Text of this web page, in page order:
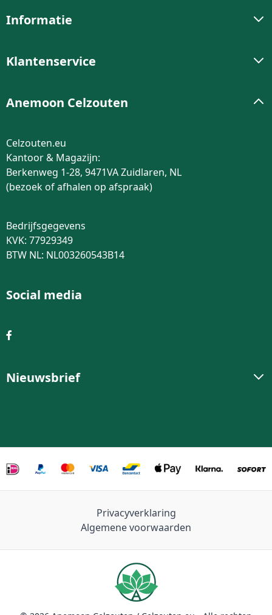
Informatie
Klantenservice
Anemoon Celzouten
Celzouten.eu
Kantoor & Magazijn:
Berkenweg 1-28, 9471VA Zuidlaren, NL
(bezoek of afhalen op afspraak)
Bedrijfsgegevens
KVK: 77929349
BTW NL: NL003260543B14
Social media
Nieuwsbrief
Privacyverklaring
Algemene voorwaarden